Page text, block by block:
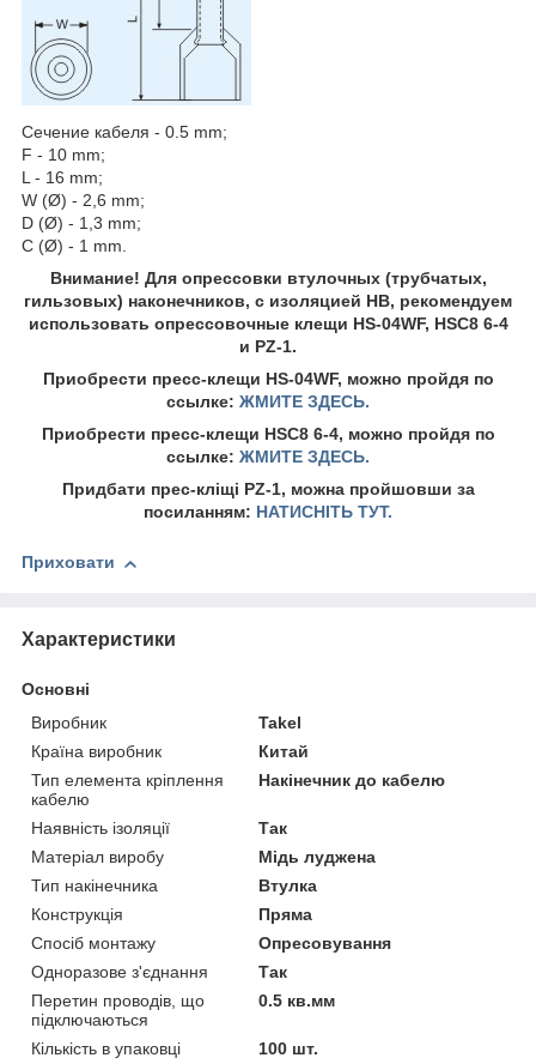
Сечение кабеля - 0.5 mm;
F - 10 mm;
L - 16 mm;
W (Ø) - 2,6 mm;
D (Ø) - 1,3 mm;
C (Ø) - 1 mm.
Внимание! Для опрессовки втулочных (трубчатых,
гильзовых) наконечников, с изоляцией HB, рекомендуем
использовать опрессовочные клещи HS-04WF, HSC8 6-4
и PZ-1.
Приобрести пресс-клещи HS-04WF, можно пройдя по
ссылке: ЖМИТЕ ЗДЕСЬ.
Приобрести пресс-клещи HSC8 6-4, можно пройдя по
ссылке: ЖМИТЕ ЗДЕСЬ.
Придбати прес-кліщі PZ-1, можна пройшовши за
посиланням: НАТИСНІТЬ ТУТ.
Приховати
Характеристики
Основні
Виробник
Takel
Країна виробник
Китай
Тип елемента кріплення
кабелю
Накінечник до кабелю
Наявність ізоляції
Так
Матеріал виробу
Мідь луджена
Тип накінечника
Втулка
Конструкція
Пряма
Спосіб монтажу
Опресовування
Одноразове з'єднання
Так
Перетин проводів, що
підключаються
0.5 кв.мм
Кількість в упаковці
100 шт.